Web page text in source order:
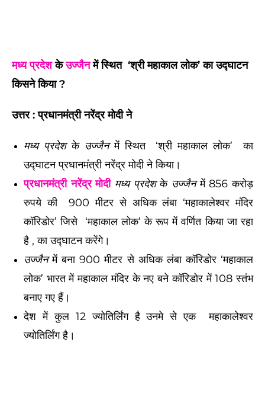
मध्य प्रदेशकेउज्जैनमें स्थित ‘श्री महाकाल लोक’ का उद्घाटन
किसने किया ?
उत्तर : प्रधानमंत्री नरेंद्र मोदी ने
मध्य प्रदेशके उज्जैनमें स्थित ‘श्री महाकाल लोक’ का
उद्घाटन प्रधानमंत्री नरेंद्र मोदी ने किया।
प्रधानमंत्री नरेंद्र मोदी मध्य प्रदेशके उज्जैनमें 856 करोड़
रुपये की 900 मीटर से अधिक लंबा ‘महाकालेश्वर मंदिर
कॉरिडोर’ जिसे ‘महाकाल लोक’ के रूप में वर्णित किया जा रहा
है , का उद्घाटन करेंगे।
उज्जैनमें बना 900 मीटर से अधिक लंबा कॉरिडोर ‘महाकाल
लोक’ भारत में महाकाल मंदिर के नए बने कॉरिडोर में 108 स्तंभ
बनाए गए हैं।
देश में कुल 12 ज्योतिर्लिंग है उनमे से एक महाकालेश्वर
ज्योतिर्लिंग है।